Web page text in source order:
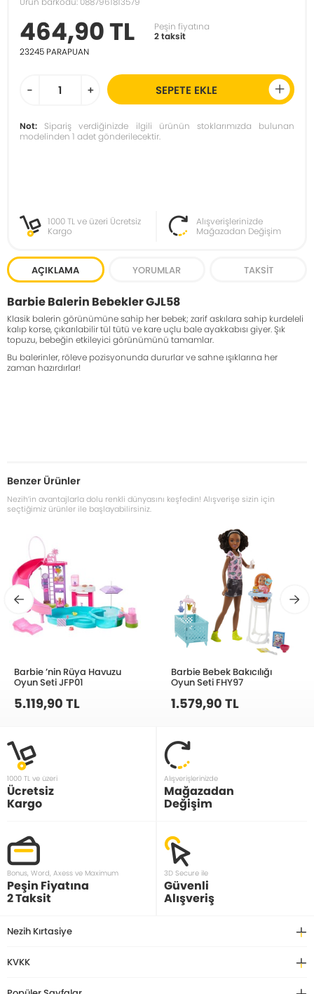
464,90 TL
Peşin fiyatına
2 taksit
23245 PARAPUAN
- + SEPETE EKLE
Not: Sipariş verdiğinizde ilgili ürünün stoklarımızda bulunan
modelinden 1 adet gönderilecektir.
1000 TL ve üzeri Ücretsiz
Kargo
Alışverişlerinizde
Mağazadan Değişim
AÇIKLAMA YORUMLAR TAKSIT
Barbie Balerin Bebekler GJL58
Klasik balerin görünümüne sahip her bebek; zarif askılara sahip kurdeleli
kalıp korse, çıkarılabilir tül tütü ve kare uçlu bale ayakkabısı giyer. Şık
topuzu, bebeğin etkileyici görünümünü tamamlar.
Bu balerinler, röleve pozisyonunda dururlar ve sahne ışıklarına her
zaman hazırdırlar!
Benzer Ürünler
Nezih’in avantajlarla dolu renkli dünyasını keşfedin! Alışverişe sizin için
seçtiğimiz ürünler ile başlayabilirsiniz.
Barbie ’nin Rüya Havuzu
Oyun Seti JFP01
5.119,90 TL
Barbie Bebek Bakıcılığı
Oyun Seti FHY97
1.579,90 TL
1000 TL ve üzeri
Ücretsiz
Kargo
Alışverişlerinizde
Mağazadan
Değişim
Bonus, Word, Axess ve Maximum
Peşin Fiyatına
2 Taksit
3D Secure ile
Güvenli
Alışveriş
Nezih Kırtasiye
KVKK